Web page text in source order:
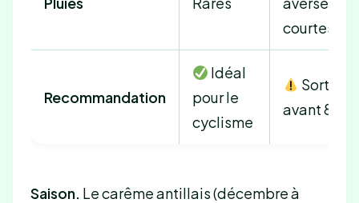
courtes
Recommandation
Idéal
pour le
cyclisme
Sortir
avant 8h
Saison. Le carême antillais (décembre à